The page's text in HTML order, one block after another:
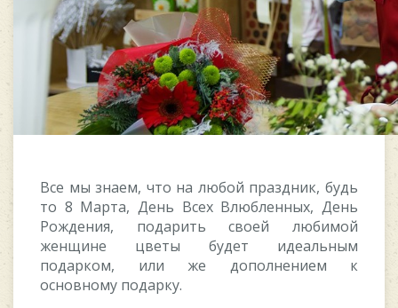
Все мы знаем, что на любой праздник, будь
то 8 Марта, День Всех Влюбленных, День
Рождения, подарить своей любимой
женщине цветы будет идеальным
подарком, или же дополнением к
основному подарку.